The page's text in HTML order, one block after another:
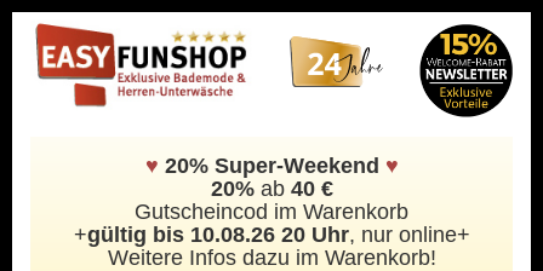
♥ 20% Super-Weekend ♥
20%ab 40 €
Gutscheincod im Warenkorb
+gültig bis 10.08.26 20 Uhr, nur online+
Weitere Infos dazu im Warenkorb!